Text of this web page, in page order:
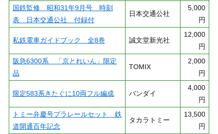
国鉄監修 昭和31年9月号 時刻
表 日本交通公社 付録付
日本交通公社
5,000
円
私鉄電車ガイドブック 全8巻 誠文堂新光社
12,000
円
阪急6300系 「京とれいん」限定
品
TOMIX
2,000
円
限定583系きたぐに10両フル編成 バンダイ
4,000
円
トミー弁慶号プラレールセット 鉄
道開通百年記念
タカラトミー
13,500
円